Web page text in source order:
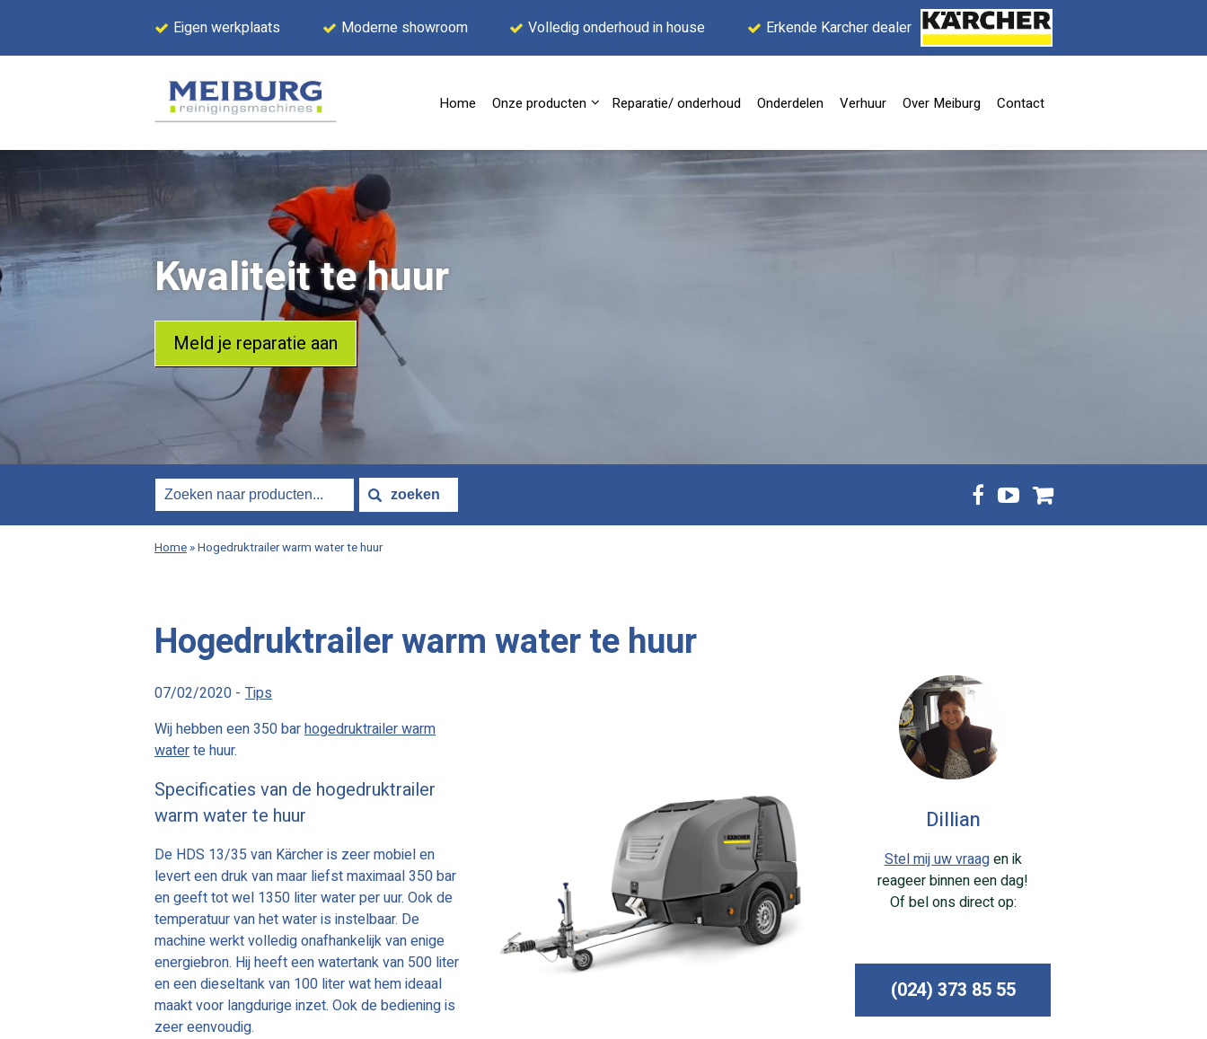
Eigen werkplaats Moderne showroom Volledig onderhoud in house Erkende Karcher dealer
Home Onze producten Reparatie/ onderhoud Onderdelen Verhuur Over Meiburg Contact
Kwaliteit te huur
Meld je reparatie aan
Home »Hogedruktrailer warm water te huur
Hogedruktrailer warm water te huur
07/02/2020 - Tips
Wij hebben een 350 barhogedruktrailer warm
waterte huur.
Specificaties van de hogedruktrailer
warm water te huur
De HDS 13/35 van Kärcher is zeer mobiel en
levert een druk van maar liefst maximaal 350 bar
en geeft tot wel 1350 liter water per uur. Ook de
temperatuur van het water is instelbaar. De
machine werkt volledig onafhankelijk van enige
energiebron. Hij heeft een watertank van 500 liter
en een dieseltank van 100 liter wat hem ideaal
maakt voor langdurige inzet. Ook de bediening is
zeer eenvoudig.
Dillian
Stel mij uw vraagen ik
reageer binnen een dag!
Of bel ons direct op:
(024) 373 85 55